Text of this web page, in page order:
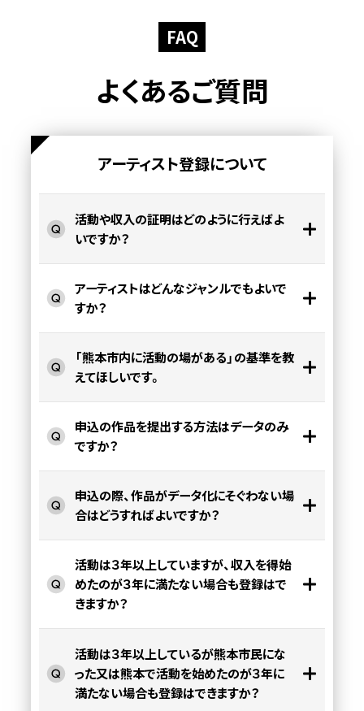
FAQ
よくあるご質問
アーティスト登録について
活動や収入の証明はどのように行えばよ
いですか？
アーティストはどんなジャンルでもよいで
すか？
「熊本市内に活動の場がある」の基準を教
えてほしいです。
申込の作品を提出する方法はデータのみ
ですか？
申込の際、作品がデータ化にそぐわない場
合はどうすればよいですか？
活動は３年以上していますが、収入を得始
めたのが３年に満たない場合も登録はで
きますか？
活動は３年以上しているが熊本市民にな
った又は熊本で活動を始めたのが３年に
満たない場合も登録はできますか？